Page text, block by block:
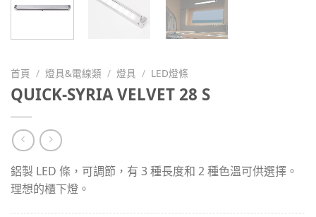
首頁 / 燈具&電線類 / 燈具 / LED燈條
QUICK-SYRIA VELVET 28 S
鋁製 LED 條，可調節，有 3 種長度和 2 種色溫可供選擇。
理想的櫃下燈。